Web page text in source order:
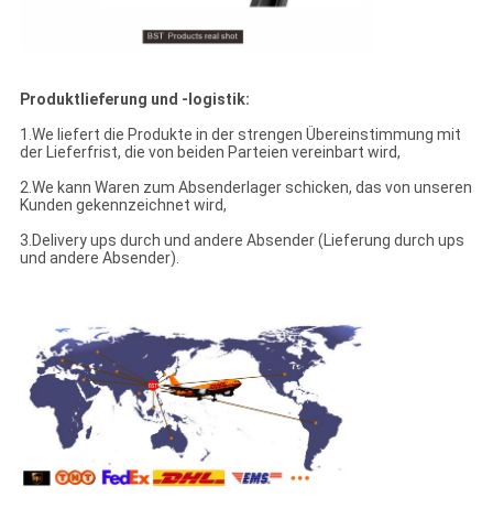
Produktlieferung und -logistik:
1.We liefert die Produkte in der strengen Übereinstimmung mit
der Lieferfrist, die von beiden Parteien vereinbart wird,
2.We kann Waren zum Absenderlager schicken, das von unseren
Kunden gekennzeichnet wird,
3.Delivery ups durch und andere Absender (Lieferung durch ups
und andere Absender).